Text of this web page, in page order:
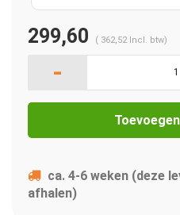
299,60 ( 362,52 Incl. btw)
-
ca. 4-6 weken (deze
afhalen)